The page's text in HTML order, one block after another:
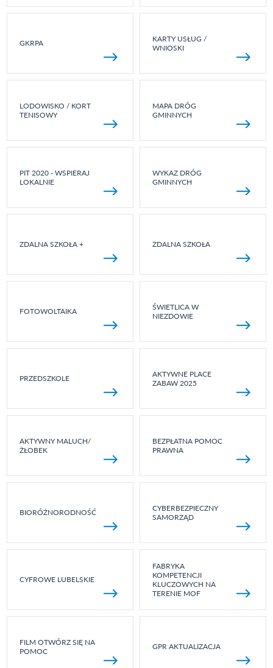
GKRPA
KARTY USŁUG /
WNIOSKI
LODOWISKO / KORT
TENISOWY
MAPA DRÓG
GMINNYCH
PIT 2020 - WSPIERAJ
LOKALNIE
WYKAZ DRÓG
GMINNYCH
ZDALNA SZKOŁA + ZDALNA SZKOŁA
FOTOWOLTAIKA
ŚWIETLICA W
NIEZDOWIE
PRZEDSZKOLE
AKTYWNE PLACE
ZABAW 2025
AKTYWNY MALUCH/
ŻŁOBEK
BEZPŁATNA POMOC
PRAWNA
BIORÓŻNORODNOŚĆ
CYBERBEZPIECZNY
SAMORZĄD
CYFROWE LUBELSKIE
FABRYKA
KOMPETENCJI
KLUCZOWYCH NA
TERENIE MOF
FILM OTWÓRZ SIĘ NA
POMOC
GPR AKTUALIZACJA